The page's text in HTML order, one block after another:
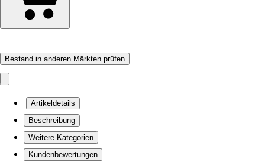
Bestand in anderen Märkten prüfen
Artikeldetails
Beschreibung
Weitere Kategorien
Kundenbewertungen